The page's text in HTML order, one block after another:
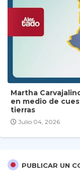
Martha
en medio de
tierras
Julio 04, 2026
PUBLICAR UN